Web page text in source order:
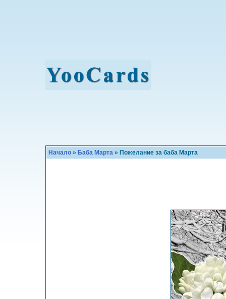
Начало » Баба Марта » Пожелание за баба Марта